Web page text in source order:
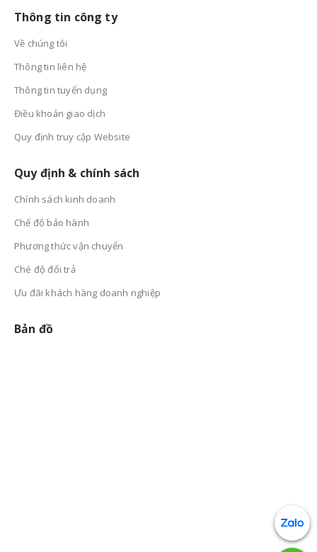
Thông tin công ty
Về chúng tôi
Thông tin liên hệ
Thông tin tuyển dụng
Điều khoản giao dịch
Quy định truy cập Website
Quy định & chính sách
Chính sách kinh doanh
Chế độ bảo hành
Phương thức vận chuyển
Ché độ đổi trả
Ưu đãi khách hàng doanh nghiệp
Bản đồ